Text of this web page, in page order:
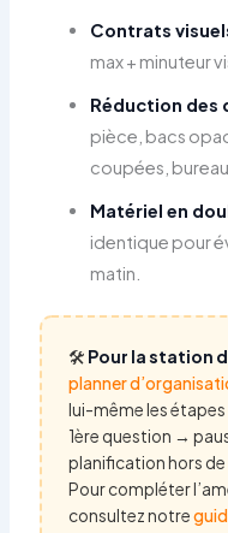
Contrats
max + minuteur
Réduction des
pièce, bacs
coupées,
Matériel en
identique pour
matin.
🛠️ Pour la station
planner
lui-même les
1ère question →
planification hors
Pour compléter
consultez notre